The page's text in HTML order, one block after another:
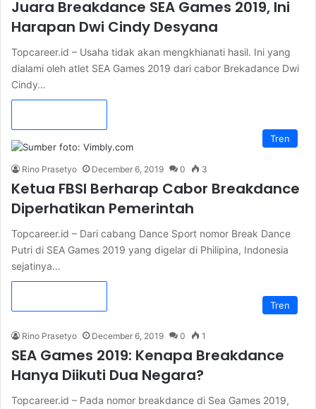
Juara Breakdance SEA Games 2019, Ini
Harapan Dwi Cindy Desyana
Topcareer.id – Usaha tidak akan mengkhianati hasil. Ini yang
dialami oleh atlet SEA Games 2019 dari cabor Brekadance Dwi
Cindy…
Tren
Rino Prasetyo December 6, 2019 0 3
Ketua FBSI Berharap Cabor Breakdance
Diperhatikan Pemerintah
Topcareer.id – Dari cabang Dance Sport nomor Break Dance
Putri di SEA Games 2019 yang digelar di Philipina, Indonesia
sejatinya…
Tren
Rino Prasetyo December 6, 2019 0 1
SEA Games 2019: Kenapa Breakdance
Hanya Diikuti Dua Negara?
Topcareer.id – Pada nomor breakdance di Sea Games 2019,